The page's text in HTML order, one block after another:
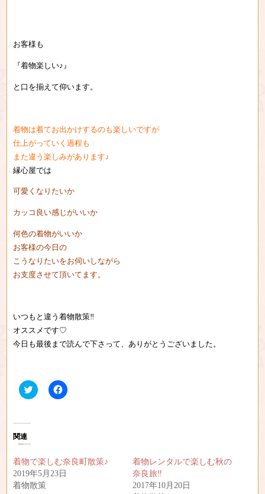
お客様も
『着物楽しい♪』
と口を揃えて仰います。
着物は着てお出かけするのも楽しいですが
仕上がっていく過程も
また違う楽しみがあります♪
縁心屋では
可愛くなりたいか
カッコ良い感じがいいか
何色の着物がいいか
お客様の今日の
こうなりたいをお伺いしながら
お支度させて頂いてます。
いつもと違う着物散策‼︎
オススメです♡
今日も最後まで読んで下さって、ありがとうございました。
ク
リ
t
t
e
r
で
F
a
共
有
す
関連
着物で楽しむ奈良町散策♪
2019年5月23日
着物散策
着物レンタルで楽しむ秋の
奈良旅‼︎
2017年10月20日